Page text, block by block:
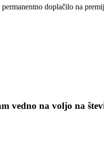
doplačilo na
vedno na voljo na